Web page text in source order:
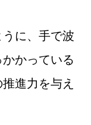
に、手で波
かっている
進力を与え